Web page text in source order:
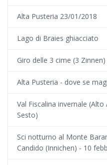
Alta Pusteria 23/01/2018
Lago di Braies ghiacciato
Giro delle 3 cime (3 Zinnen)
Alta Pusteria - dove se
Val Fiscalina invernale
Sesto)
Sci notturno al Monte
Candido (Innichen) - 10